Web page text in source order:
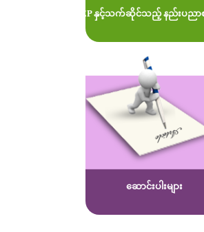
MOEP နှင့်သက်ဆိုင်သည့် နည်းပညာစ
ဆောင်းပါးများ